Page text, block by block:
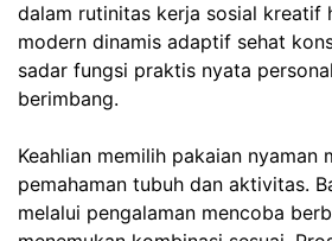
dalam rutinitas kerja sosial kreatif
modern dinamis adaptif sehat
sadar fungsi praktis nyata
berimbang.
Keahlian memilih pakaian nyaman
pemahaman tubuh dan aktivitas.
melalui pengalaman mencoba